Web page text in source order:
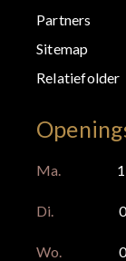
Partners
Sitemap
Relatiefolder
Ma.
Di.
Wo.